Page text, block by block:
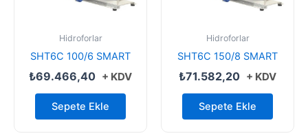
Hidroforlar
SHT6C 100/6 SMART
₺69.466,40 + KDV
Sepete Ekle
Hidroforlar
SHT6C 150/8 SMART
₺71.582,20 + KDV
Sepete Ekle